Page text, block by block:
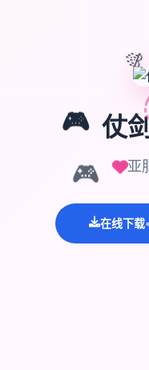
🎮
🎮 仗
亚
在线下载
🎊